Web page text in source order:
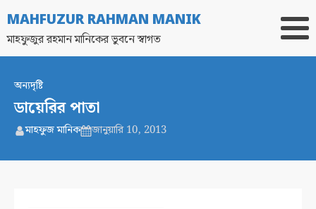
MAHFUZUR RAHMAN MANIK
মাহফুজুর রহমান মানিকের ভুবনে স্বাগত
অন্যদৃষ্টি
ডায়েরির পাতা
মাহফুজ মানিক জানুয়ারি 10, 2013